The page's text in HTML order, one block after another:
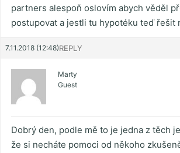
partners alespoň oslovím abych věděl
postupovat a jestli tu hypotéku teď řešit
7.11.2018 (12:48)REPLY
Marty
Guest
Dobrý den, podle mě to je jedna z těch
že si necháte pomoci od někoho